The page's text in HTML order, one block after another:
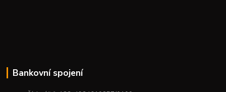
Bankovní spojení